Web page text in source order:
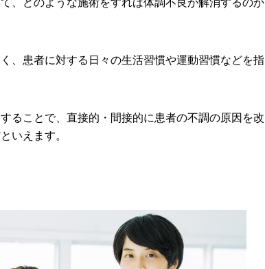
、どのような施術をすれば体調不良が解消するのか
、患者に対する日々の生活習慣や運動習慣などを指
ることで、直接的・間接的に患者の不調の原因を改
いえます。